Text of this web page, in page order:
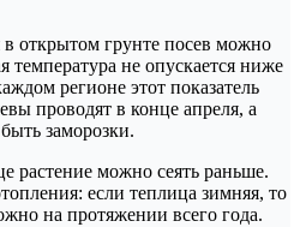
открытом грунте посев можно
температура не опускается ниже
регионе этот показатель
проводят в конце апреля, а
заморозки.
растение можно сеять раньше.
если теплица зимняя, то
на протяжении всего года.